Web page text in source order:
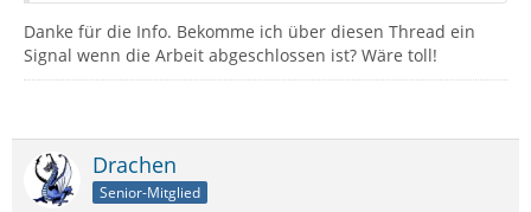
Danke für die Info. Bekomme ich über diesen Thread ein
Signal wenn die Arbeit abgeschlossen ist? Wäre toll!
Drachen
Senior-Mitglied